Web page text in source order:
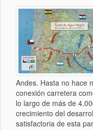
Andes. Hasta no hace
conexión carretera
lo largo de más de
crecimiento del
satisfactoria de esta